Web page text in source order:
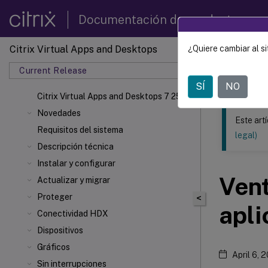
Documentación de productos
Citrix Virtual Apps and Desktops
Current Release
Citrix Virtual Apps and Desktops 7 2511
Novedades
Requisitos del sistema
Descripción técnica
Instalar y configurar
Actualizar y migrar
Proteger
Conectividad HDX
Dispositivos
Gráficos
Sin interrupciones
Este
Citrix
<
Este
legal)
April 6,
¿Quiere cambiar al
SÍ NO